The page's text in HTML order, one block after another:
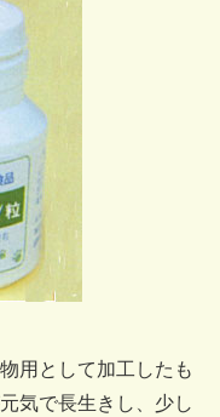
用として加工したも
気で長生きし、少し